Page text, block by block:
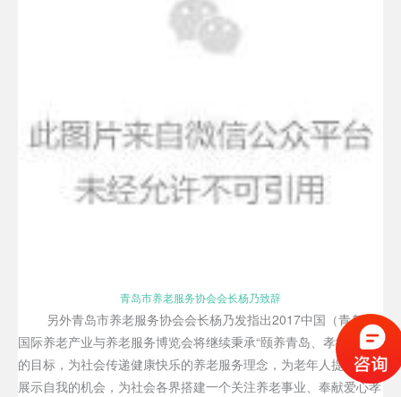
青岛市养老服务协会会长杨乃致辞
另外青岛市养老服务协会会长杨乃发指出2017中国（青岛）
国际养老产业与养老服务博览会将继续秉承“颐养青岛、孝行天下”
的目标，为社会传递健康快乐的养老服务理念，为老年人提供一个
展示自我的机会，为社会各界搭建一个关注养老事业、奉献爱心孝